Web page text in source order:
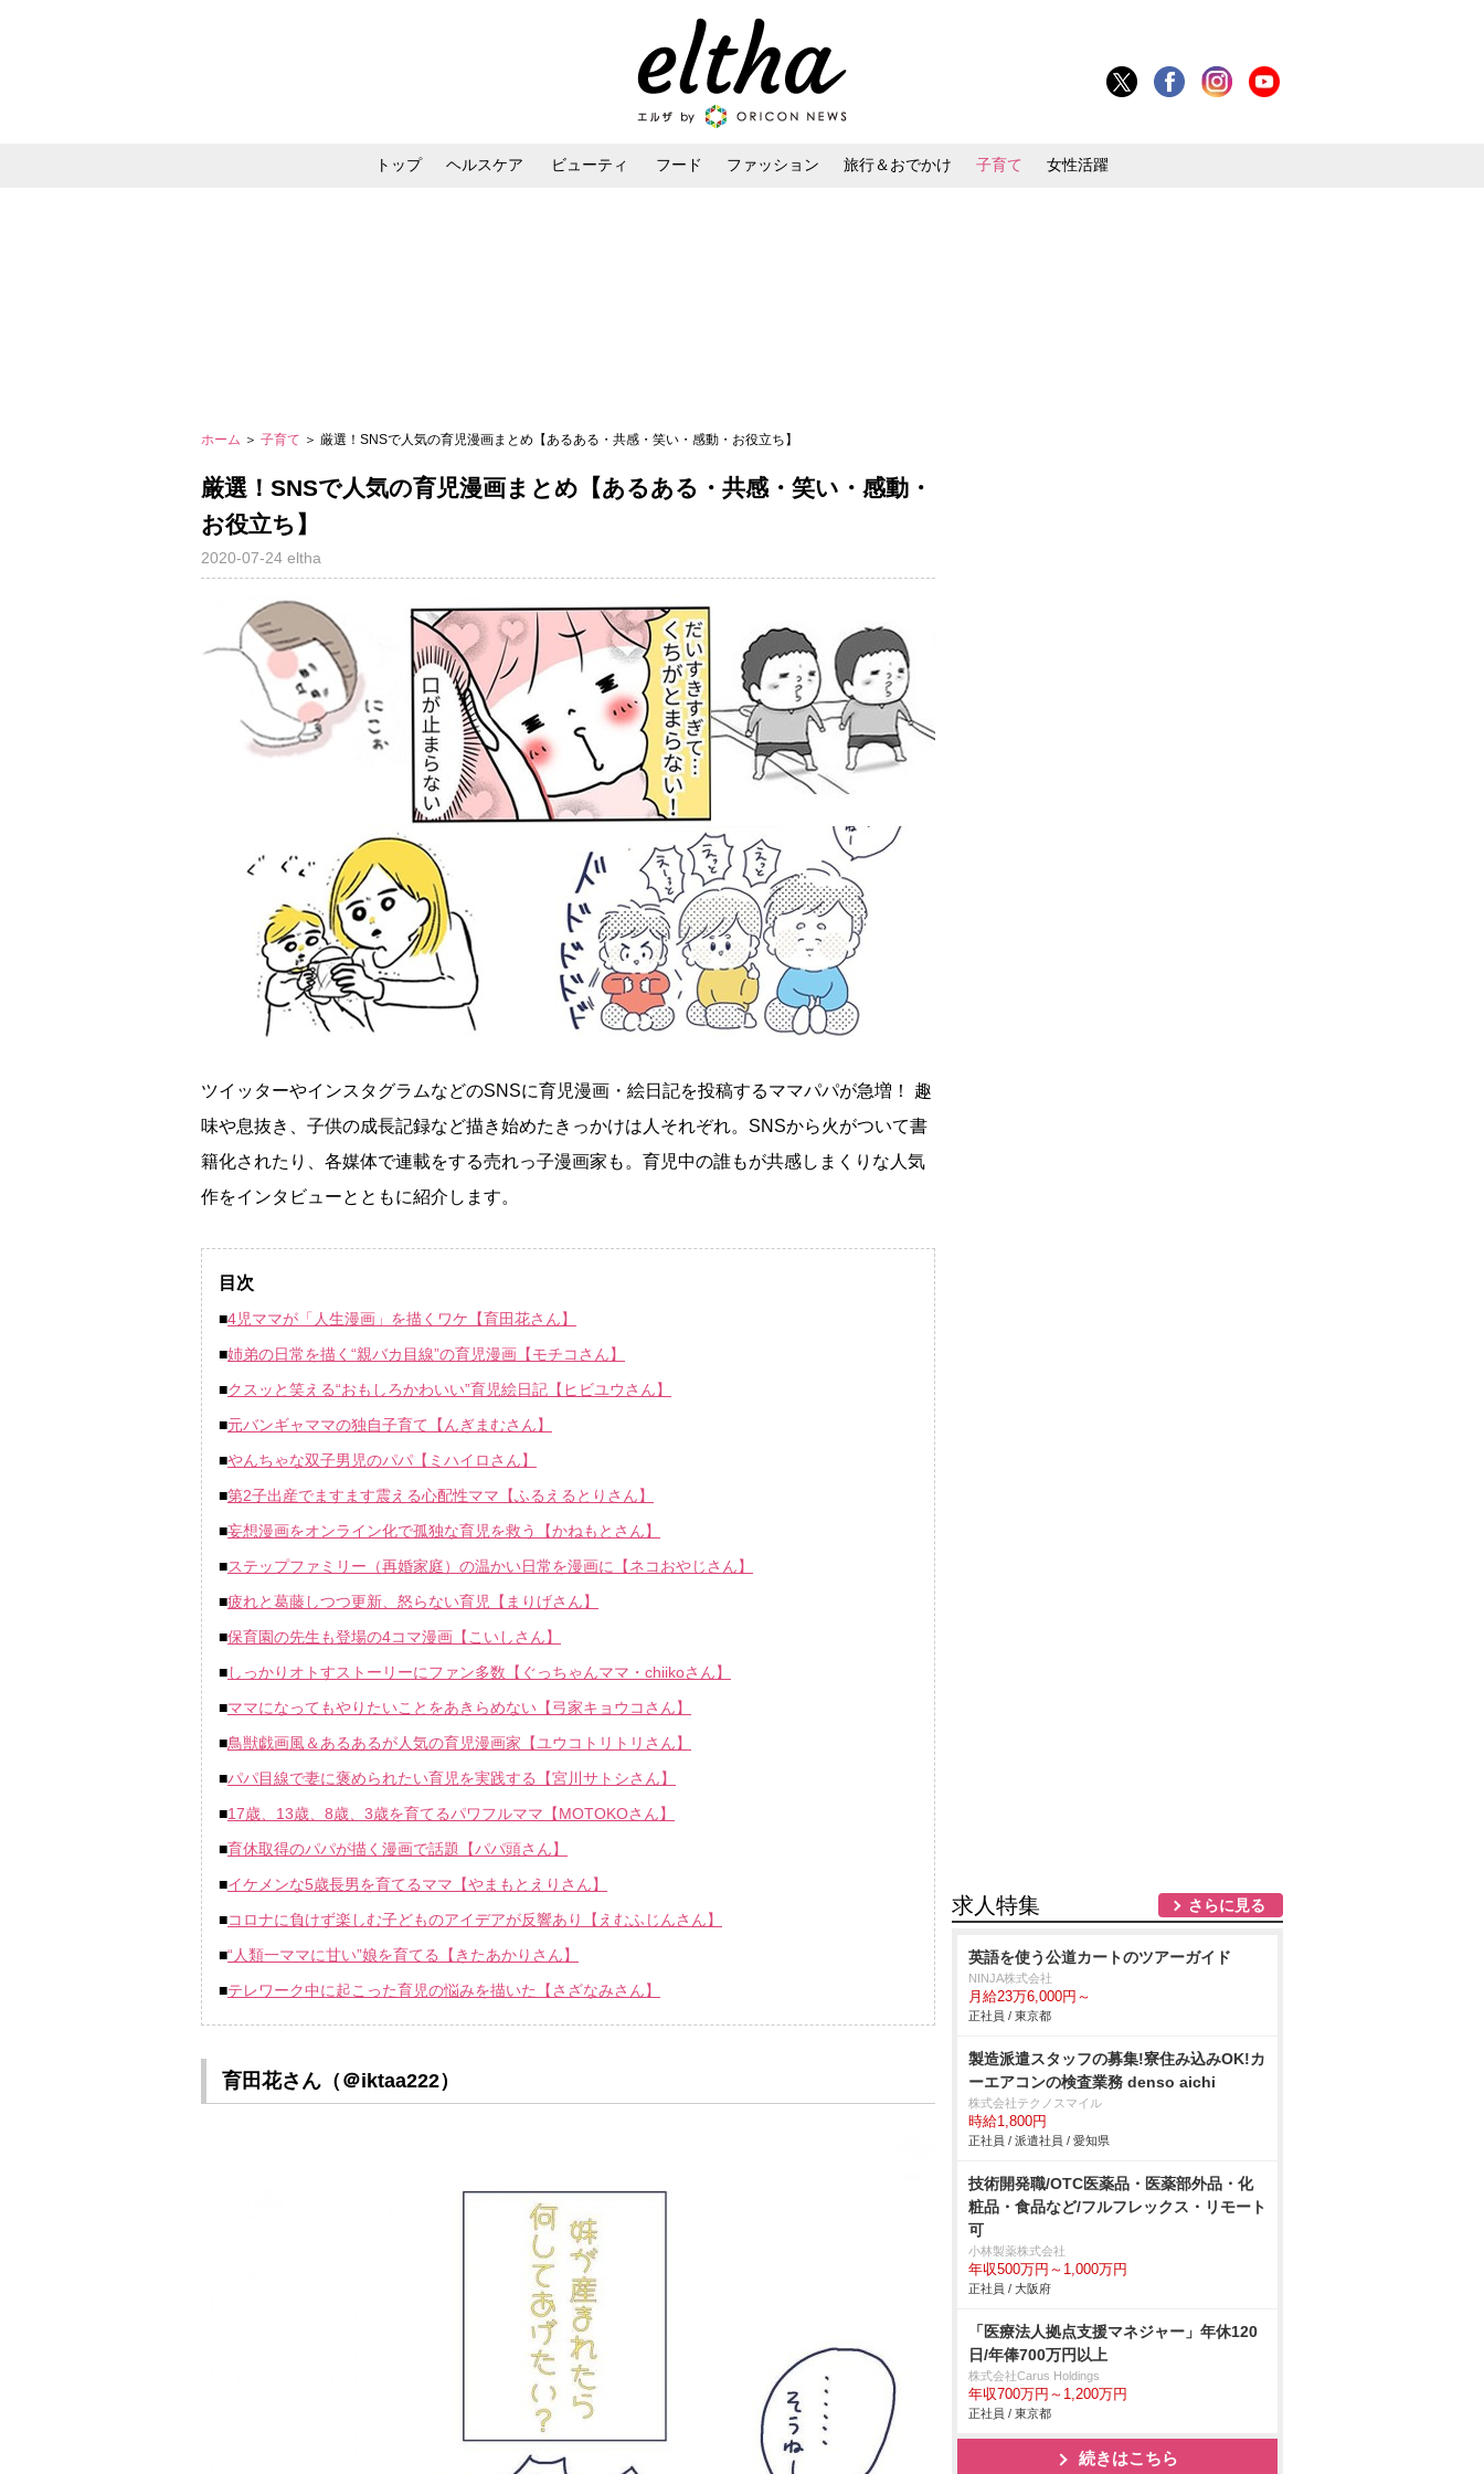
トップ ヘルスケア ビューティ フード ファッション 旅行＆おでかけ 子育て 女性活躍
ホーム ＞ 子育て ＞ 厳選！SNSで人気の育児漫画まとめ【あるある・共感・笑い・感動・お役立ち】
厳選！SNSで人気の育児漫画まとめ【あるある・共感・笑い・感動・
お役立ち】
2020-07-24 eltha
ツイッターやインスタグラムなどのSNSに育児漫画・絵日記を投稿するママパパが急増！ 趣
味や息抜き、子供の成長記録など描き始めたきっかけは人それぞれ。SNSから火がついて書
籍化されたり、各媒体で連載をする売れっ子漫画家も。育児中の誰もが共感しまくりな人気
作をインタビューとともに紹介します。
目次
■4児ママが「人生漫画」を描くワケ【育田花さん】
■姉弟の日常を描く“親バカ目線”の育児漫画【モチコさん】
■クスッと笑える“おもしろかわいい”育児絵日記【ヒビユウさん】
■元バンギャママの独自子育て【んぎまむさん】
■んちゃな双子男児のパパ【ミハイロさん】
■第2子出産でますます震える心配性ママ【ふるえるとりさん】
■妄想漫画をオンライン化で孤独な育児を救う【かねもとさん】
■ステップファミリー（再婚家庭）の温かい日常を漫画に【ネコおやじさん】
■疲れと葛藤しつつ更新、怒らない育児【まりげさん】
■保育園の先生も登場の4コマ漫画【こいしさん】
■しっかりオトすストーリーにファン多数【ぐっちゃんママ・chiikoさん】
■ママになってもやりたいことをあきらめない【弓家キョウコさん】
■鳥獣戯画風＆あるあるが人気の育児漫画家【ユウコトリトリさん】
■パパ目線で妻に褒められたい育児を実践する【宮川サトシさん】
■17歳、13歳、8歳、3歳を育てるパワフルママ【MOTOKOさん】
■育休取得のパパが描く漫画で話題【パパ頭さん】
■イケメンな5歳長男を育てるママ【やまもとえりさん】
■コロナに負けず楽しむ子どものアイデアが反響あり【えむふじんさん】
■“人類一ママに甘い”娘を育てる【きたあかりさん】
■テレワーク中に起こった育児の悩みを描いた【さざなみさん】
育田花さん（＠iktaa222）
求人特集 さらに見る
英語を使う公道カートのツアーガイド
NINJA株式会社
月給23万6,000円～
正社員 / 東京都
製造派遣スタッフの募集!寮住み込みOK!カ
ーエアコンの検査業務 denso aichi
株式会社テクノスマイル
時給1,800円
正社員 / 派遣社員 / 愛知県
技術開発職/OTC医薬品・医薬部外品・化
粧品・食品など/フルフレックス・リモート
可
小林製薬株式会社
年収500万円～1,000万円
正社員 / 大阪府
「医療法人拠点支援マネジャー」年休120
日/年俸700万円以上
株式会社Carus Holdings
年収700万円～1,200万円
正社員 / 東京都
続きはこちら